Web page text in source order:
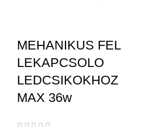
MEHANIKUS FEL
LEKAPCSOLO
LEDCSIKOKHOZ
MAX 36w